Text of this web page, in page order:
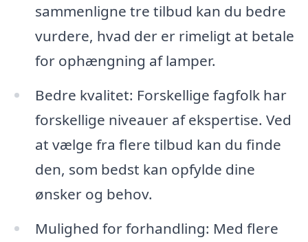
sammenligne tre tilbud kan du bedre
vurdere, hvad der er rimeligt at betale
for ophængning af lamper.
Bedre kvalitet: Forskellige fagfolk har
forskellige niveauer af ekspertise. Ved
at vælge fra flere tilbud kan du finde
den, som bedst kan opfylde dine
ønsker og behov.
Mulighed for forhandling: Med flere